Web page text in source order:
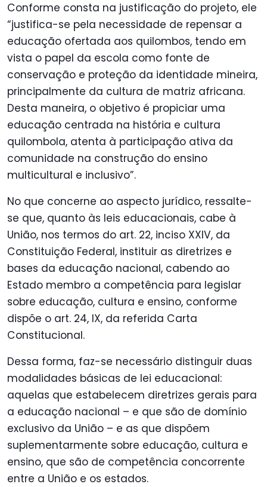
Conforme consta na justificação do projeto, ele
“justifica-se pela necessidade de repensar a
educação ofertada aos quilombos, tendo em
vista o papel da escola como fonte de
conservação e proteção da identidade mineira,
principalmente da cultura de matriz africana.
Desta maneira, o objetivo é propiciar uma
educação centrada na história e cultura
quilombola, atenta à participação ativa da
comunidade na construção do ensino
multicultural e inclusivo”.
No que concerne ao aspecto jurídico, ressalte-
se que, quanto às leis educacionais, cabe à
União, nos termos do art. 22, inciso XXIV, da
Constituição Federal, instituir as diretrizes e
bases da educação nacional, cabendo ao
Estado membro a competência para legislar
sobre educação, cultura e ensino, conforme
dispõe o art. 24, IX, da referida Carta
Constitucional.
Dessa forma, faz-se necessário distinguir duas
modalidades básicas de lei educacional:
aquelas que estabelecem diretrizes gerais para
a educação nacional – e que são de domínio
exclusivo da União – e as que dispõem
suplementarmente sobre educação, cultura e
ensino, que são de competência concorrente
entre a União e os estados.